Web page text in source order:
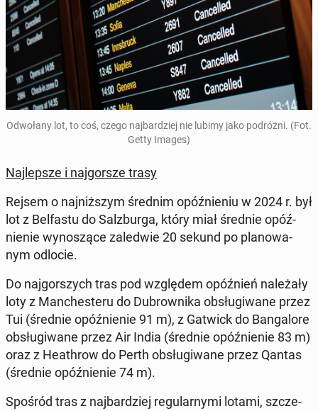
Od­wo­ła­ny lot, to coś, czego naj­bar­dziej nie lubimy jako po­dróż­ni. (Fot.
Getty Images)
Naj­lep­sze i naj­gor­sze trasy
Rejsem o naj­niż­szym średnim opóź­nie­niu w 2024 r. był
lot z Bel­fa­stu do Sal­zbur­ga, który miał średnie opóź­
nie­nie wy­no­szą­ce za­le­d­wie 20 sekund po pla­no­wa­
nym odlocie.
Do naj­gor­szych tras pod wzglę­dem opóź­nień na­le­ża­ły
loty z Man­che­ste­ru do Du­brow­ni­ka ob­słu­gi­wa­ne przez
Tui (średnie opóź­nie­nie 91 m), z Gatwick do Ban­ga­lo­re
ob­słu­gi­wa­ne przez Air India (średnie opóź­nie­nie 83 m)
oraz z He­ath­row do Perth ob­słu­gi­wa­ne przez Qantas
(średnie opóź­nie­nie 74 m).
Spośród tras z naj­bar­dziej re­gu­lar­ny­mi lotami, szcze­